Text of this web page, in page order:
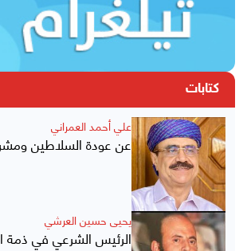
كتابات
علي أحمد العمراني
عن عودة السلاطين
يحيى حسين العرشي
الرئيس الشرعي في ذمة